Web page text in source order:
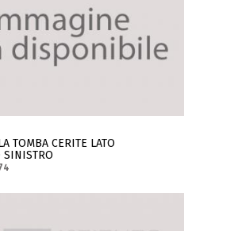
TOMBA CERITE LATO
SINISTRO